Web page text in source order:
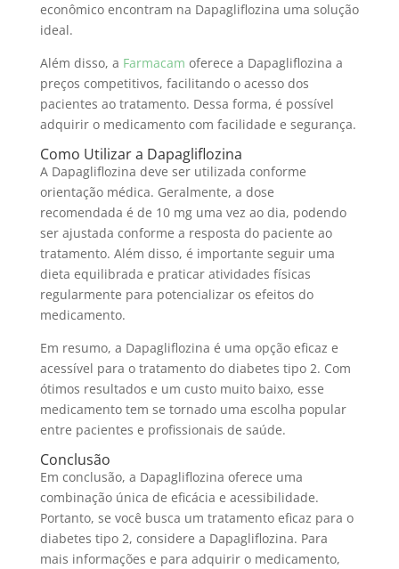
econômico encontram na Dapagliflozina uma solução
ideal.
Além disso, a Farmacam oferece a Dapagliflozina a
preços competitivos, facilitando o acesso dos
pacientes ao tratamento. Dessa forma, é possível
adquirir o medicamento com facilidade e segurança.
Como Utilizar a Dapagliflozina
A Dapagliflozina deve ser utilizada conforme
orientação médica. Geralmente, a dose
recomendada é de 10 mg uma vez ao dia, podendo
ser ajustada conforme a resposta do paciente ao
tratamento. Além disso, é importante seguir uma
dieta equilibrada e praticar atividades físicas
regularmente para potencializar os efeitos do
medicamento.
Em resumo, a Dapagliflozina é uma opção eficaz e
acessível para o tratamento do diabetes tipo 2. Com
ótimos resultados e um custo muito baixo, esse
medicamento tem se tornado uma escolha popular
entre pacientes e profissionais de saúde.
Conclusão
Em conclusão, a Dapagliflozina oferece uma
combinação única de eficácia e acessibilidade.
Portanto, se você busca um tratamento eficaz para o
diabetes tipo 2, considere a Dapagliflozina. Para
mais informações e para adquirir o medicamento,